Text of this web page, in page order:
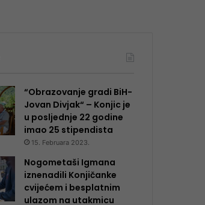
“Obrazovanje gradi BiH-
Jovan Divjak“ – Konjic je
u posljednje 22 godine
imao 25 ​​stipendista
15. Februara 2023.
Nogometaši Igmana
iznenadili Konjičanke
cvijećem i besplatnim
ulazom na utakmicu